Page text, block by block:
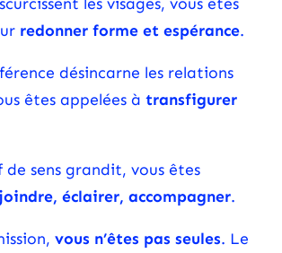
redonner forme et espérance.
désincarne les relations
êtes appelées à transfigurer
de sens grandit, vous êtes
éclairer, accompagner.
vous n’êtes pas seules. Le